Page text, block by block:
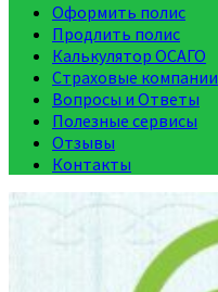
Оформить полис
Продлить полис
Калькулятор ОСАГО
Страховые компании
Вопросы и Ответы
Полезные сервисы
Отзывы
Контакты